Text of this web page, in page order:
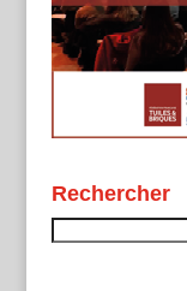
Rechercher